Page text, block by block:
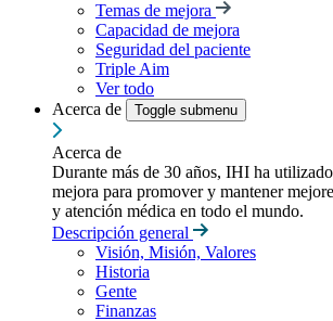
Temas de mejora
Capacidad de mejora
Seguridad del paciente
Triple Aim
Ver todo
Acerca de
Toggle submenu
Acerca de
Durante más de 30 años, IHI ha
mejora para promover y mantener
y atención médica en todo el mundo.
Descripción general
Visión, Misión, Valores
Historia
Gente
Finanzas